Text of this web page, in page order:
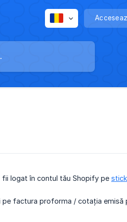
logat în contul tău Shopify pe
factura proforma / cotația emisă